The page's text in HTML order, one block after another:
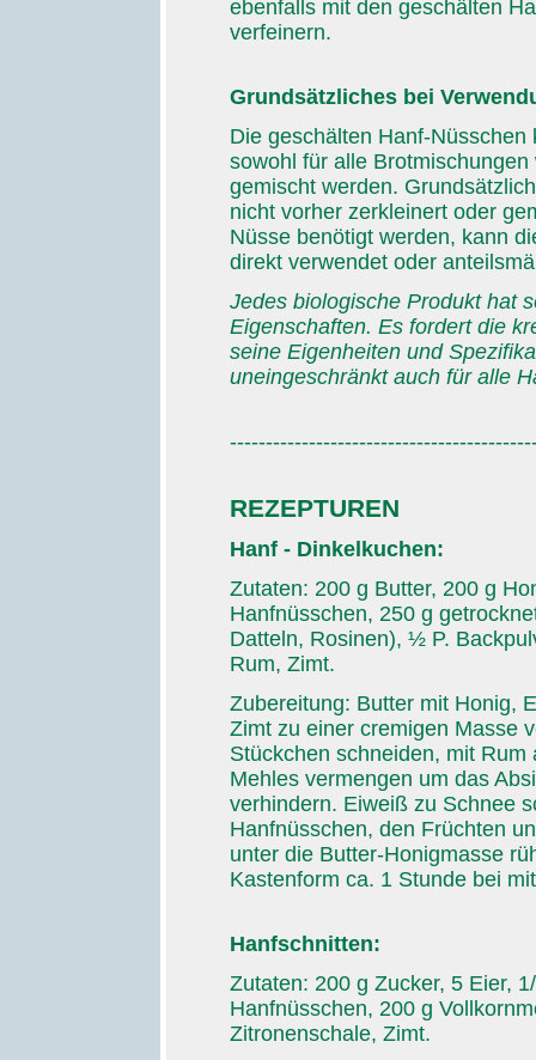
ebenfalls mit den geschälten
verfeinern.
Grundsätzliches bei
Die geschälten Hanf-
sowohl für alle
gemischt werden.
nicht vorher zerkleinert oder
Nüsse benötigt werden, kann
direkt verwendet oder
Jedes biologische Produkt hat
Eigenschaften. Es fordert die
seine Eigenheiten und
uneingeschränkt auch für alle
REZEPTUREN
Hanf - Dinkelkuchen:
Zutaten: 200 g Butter, 200 g
Hanfnüsschen, 250 g
Datteln, Rosinen), ½ P.
Rum, Zimt.
Zubereitung: Butter mit Honig,
Zimt zu einer cremigen Masse
Stückchen schneiden, mit
Mehles vermengen um das
verhindern. Eiweiß zu Schnee
Hanfnüsschen, den Früchten
unter die Butter-Honigmasse
Kastenform ca. 1 Stunde bei
Hanfschnitten:
Zutaten: 200 g Zucker, 5 Eier,
Hanfnüsschen, 200 g
Zitronenschale, Zimt.